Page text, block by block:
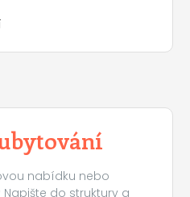
nabídku nebo
do struktury a